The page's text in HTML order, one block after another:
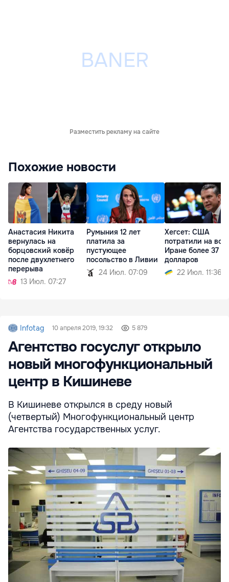
Разместить рекламу на сайте
Похожие новости
Анастасия Никита
вернулась на
борцовский ковёр
после двухлетнего
перерыва
13 Июл. 07:27
Румыния 12 лет
платила за
пустующее
посольство в Ливии
24 Июл. 07:09
Хегсет: США
потратили на
Иране более 37
долларов
22 Июл. 11:36
Infotag 10 апреля 2019, 19:32 5 879
Агентство госуслуг открыло
новый многофункциональный
центр в Кишиневе
В Кишиневе открылся в среду новый
(четвертый) Многофункциональный центр
Агентства государственных услуг.